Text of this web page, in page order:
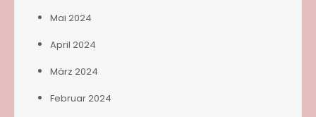
Mai 2024
April 2024
März 2024
Februar 2024